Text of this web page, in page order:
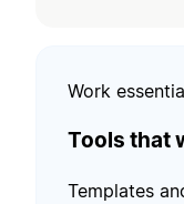
Work
Tools that
Templates